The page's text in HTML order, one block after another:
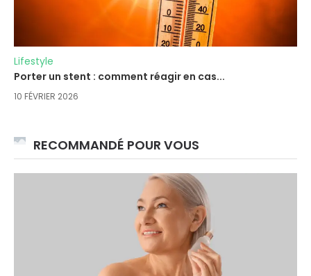
Lifestyle
Porter un stent : comment réagir en cas...
10 FÉVRIER 2026
RECOMMANDÉ POUR VOUS